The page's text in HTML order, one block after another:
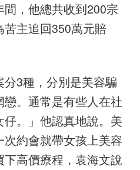
，他總共收到200宗
主追回350萬元賠
分3種，分別是美容騙
。通常是有些人在社
。」他認真地說。美
約會就帶女孩上美容
高價療程，袁海文說